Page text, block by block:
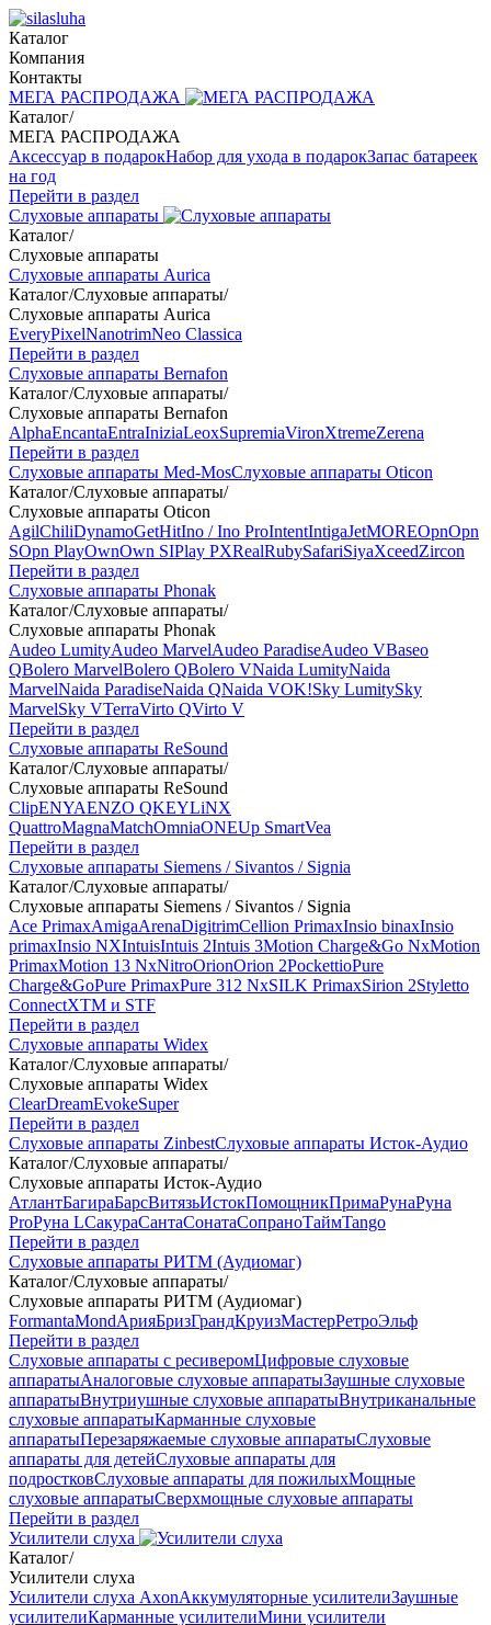
Каталог
Компания
Контакты
МЕГА РАСПРОДАЖА
Каталог/
МЕГА РАСПРОДАЖА
Аксессуар в подарокНабор для ухода в подарокЗапас батареек
на год
Перейти в раздел
Слуховые аппараты
Каталог/
Слуховые аппараты
Слуховые аппараты Aurica
Каталог/Слуховые аппараты/
Слуховые аппараты Aurica
EveryPixelNanotrimNeo Classica
Перейти в раздел
Слуховые аппараты Bernafon
Каталог/Слуховые аппараты/
Слуховые аппараты Bernafon
AlphaEncantaEntraIniziaLeoxSupremiaVironXtremeZerena
Перейти в раздел
Слуховые аппараты Med-MosСлуховые аппараты Oticon
Каталог/Слуховые аппараты/
Слуховые аппараты Oticon
AgilChiliDynamoGetHitIno / Ino ProIntentIntigaJetMOREOpnOpn
SOpn PlayOwnOwn SIPlay PXRealRubySafariSiyaXceedZircon
Перейти в раздел
Слуховые аппараты Phonak
Каталог/Слуховые аппараты/
Слуховые аппараты Phonak
Audeo LumityAudeo MarvelAudeo ParadiseAudeo VBaseo
QBolero MarvelBolero QBolero VNaida LumityNaida
MarvelNaida ParadiseNaida QNaida VOK!Sky LumitySky
MarvelSky VTerraVirto QVirto V
Перейти в раздел
Слуховые аппараты ReSound
Каталог/Слуховые аппараты/
Слуховые аппараты ReSound
ClipENYAENZO QKEYLiNX
QuattroMagnaMatchOmniaONEUp SmartVea
Перейти в раздел
Слуховые аппараты Siemens / Sivantos / Signia
Каталог/Слуховые аппараты/
Слуховые аппараты Siemens / Sivantos / Signia
Ace PrimaxAmigaArenaDigitrimCellion PrimaxInsio binaxInsio
primaxInsio NXIntuisIntuis 2Intuis 3Motion Charge&Go NxMotion
PrimaxMotion 13 NxNitroOrionOrion 2PockettioPure
Charge&GoPure PrimaxPure 312 NxSILK PrimaxSirion 2Styletto
ConnectXTM и STF
Перейти в раздел
Слуховые аппараты Widex
Каталог/Слуховые аппараты/
Слуховые аппараты Widex
ClearDreamEvokeSuper
Перейти в раздел
Слуховые аппараты ZinbestСлуховые аппараты Исток-Аудио
Каталог/Слуховые аппараты/
Слуховые аппараты Исток-Аудио
АтлантБагираБарсВитязьИстокПомощникПримаРунаРуна
ProРуна LСакураСантаСонатаСопраноТаймTango
Перейти в раздел
Слуховые аппараты РИТМ (Аудиомаг)
Каталог/Слуховые аппараты/
Слуховые аппараты РИТМ (Аудиомаг)
FormantaMondАрияБризГрандКруизМастерРетроЭльф
Перейти в раздел
Слуховые аппараты с ресиверомЦифровые слуховые
аппаратыАналоговые слуховые аппаратыЗаушные слуховые
аппаратыВнутриушные слуховые аппаратыВнутриканальные
слуховые аппаратыКарманные слуховые
аппаратыПерезаряжаемые слуховые аппаратыСлуховые
аппараты для детейСлуховые аппараты для
подростковСлуховые аппараты для пожилыхМощные
слуховые аппаратыСверхмощные слуховые аппараты
Перейти в раздел
Усилители слуха
Каталог/
Усилители слуха
Усилители слуха AxonАккумуляторные усилителиЗаушные
усилителиКарманные усилителиМини усилители